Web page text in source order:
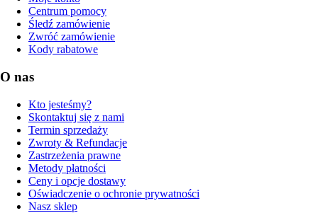
Centrum pomocy
Śledź zamówienie
Zwróć zamówienie
Kody rabatowe
O nas
Kto jesteśmy?
Skontaktuj się z nami
Termin sprzedaży
Zwroty & Refundacje
Zastrzeżenia prawne
Metody płatności
Ceny i opcje dostawy
Oświadczenie o ochronie prywatności
Nasz sklep